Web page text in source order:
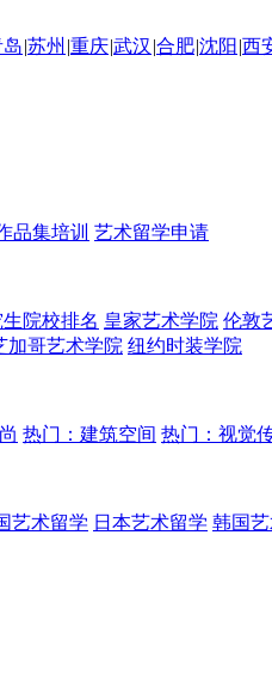
|苏州 |重庆|武汉 |合肥|沈阳 |西
品集培训 艺术留学申请
院校排名 皇家艺术学院 伦敦
加哥艺术学院 纽约时装学院
热门：建筑空间 热门：视觉
艺术留学 日本艺术留学 韩国